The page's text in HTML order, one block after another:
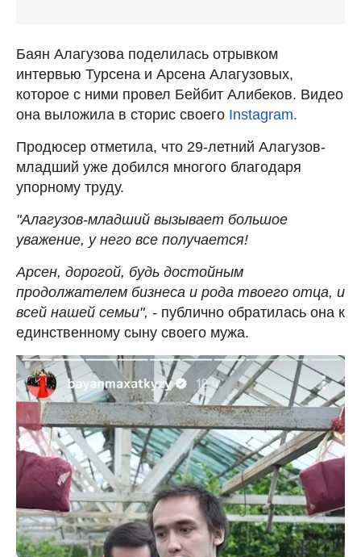
Баян Алагузова поделилась отрывком
интервью Турсена и Арсена Алагузовых,
которое с ними провел Бейбит Алибеков. Видео
она выложила в сторис своего Instagram.
Продюсер отметила, что 29-летний Алагузов-
младший уже добился многого благодаря
упорному труду.
"Алагузов-младший вызывает большое
уважение, у него все получается!
Арсен, дорогой, будь достойным
продолжателем бизнеса и рода твоего отца, и
всей нашей семьи", - публично обратилась она к
единственному сыну своего мужа.